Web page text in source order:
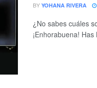
BY YOHANA RIVERA
¿No sabes cuáles
¡Enhorabuena!